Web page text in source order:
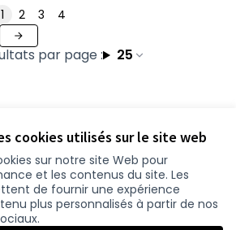
cookies utilisés sur le site web
sur notre site Web pour
et les contenus du site. Les
de fournir une expérience
plus personnalisés à partir de nos
par page : 25
1 2 3 4
sur Facebook
sur Instagram
atlantique.fr sur YouTube